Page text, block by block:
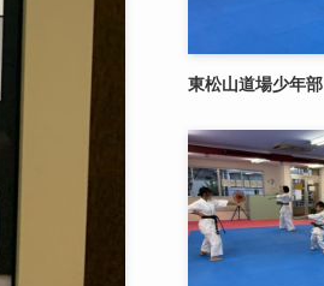
東松山道場少年部